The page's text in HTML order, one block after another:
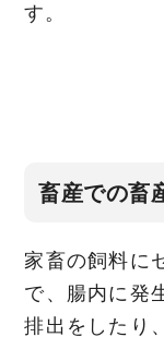
す。
畜産での畜
家畜の飼料に
で、腸内に発
排出をしたり